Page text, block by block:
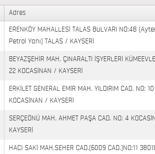
Adres
ERENKÖY MAHALLESİ TALAS BULVARI NO:48
Petrol Yanı) TALAS / KAYSERİ
BEYAZŞEHİR MAH. ÇINARALTI İŞYERLERİ
22 KOCASİNAN / KAYSERİ
ERKİLET GENERAL EMİR MAH. YILDIRIM CAD. NO: 10
KOCASİNAN / KAYSERİ
SERÇEÖNÜ MAH. AHMET PAŞA CAD. NO: 4
KAYSERİ
HACI SAKİ MAH.SEHER CAD.(6009 CAD.)NO:11